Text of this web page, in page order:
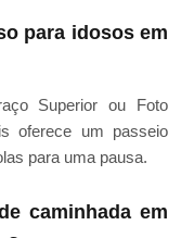
para idosos em
Superior ou Foto
oferece um passeio
para uma pausa.
caminhada em